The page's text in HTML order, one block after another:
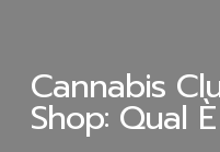
Cannabis
Shop: Qual